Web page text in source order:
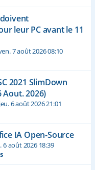
leur PC avant le 11
7 août 2026 08:10
2021 SlimDown
Aout. 2026)
jeu. 6 août 2026 21:01
IA Open-Source
6 août 2026 18:39